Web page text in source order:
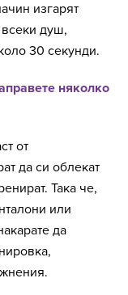
изгарят
всеки душ,
30 секунди.
няколко
от
да си облекат
Така че,
или
да